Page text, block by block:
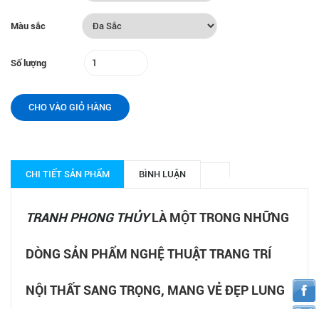
Màu sắc
Số lượng
CHO VÀO GIỎ HÀNG
CHI TIẾT SẢN PHẨM BÌNH LUẬN
TRANH PHONG THỦYLÀ MỘT TRONG NHỮNG
DÒNG SẢN PHẨM NGHỆ THUẬT TRANG TRÍ
NỘI THẤT SANG TRỌNG, MANG VẺ ĐẸP LUNG